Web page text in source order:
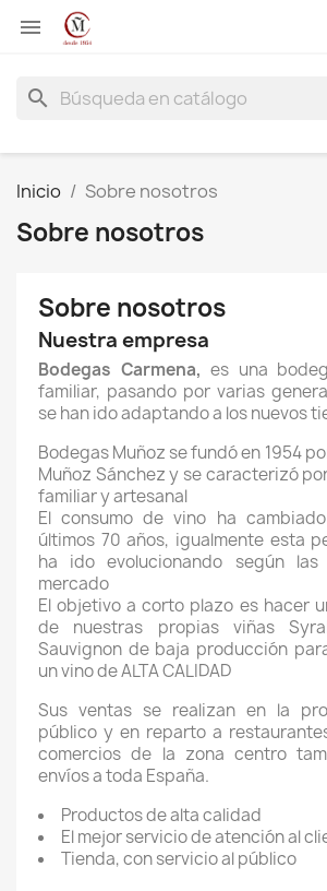

search
Inicio Sobre nosotros
Sobre nosotros
Sobre nosotros
Nuestra empresa
Bodegas Carmena, es una
familiar, pasando por varias
se han ido adaptando a los nuevos
Bodegas Muñoz se fundó en 1954
Muñoz Sánchez y se caracterizó
familiar y artesanal
El consumo de vino ha
últimos 70 años, igualmente esta
ha ido evolucionando según las
mercado
El objetivo a corto plazo es hacer
de nuestras propias viñas
Sauvignon de baja producción
un vino de ALTA CALIDAD
Sus ventas se realizan en la
público y en reparto a
comercios de la zona centro
envíos a toda España.
Productos de alta calidad
El mejor servicio de atención al
Tienda, con servicio al público